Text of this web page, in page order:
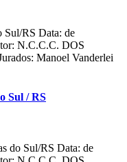
Sul/RS Data: de
N.C.C.C. DOS
Manoel Vanderlei
Sul / RS
do Sul/RS Data: de